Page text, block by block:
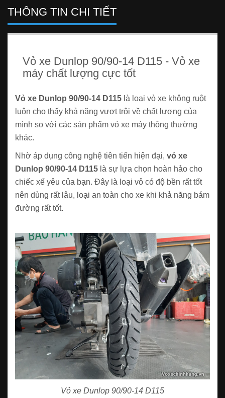
THÔNG TIN CHI TIẾT
Vỏ xe Dunlop 90/90-14 D115 - Vỏ xe
máy chất lượng cực tốt
Vỏ xe Dunlop 90/90-14 D115 là loại vỏ xe không ruột
luôn cho thấy khả năng vượt trội về chất lượng của
mình so với các sản phẩm vỏ xe máy thông thường
khác.
Nhờ áp dụng công nghệ tiên tiến hiện đại, vỏ xe
Dunlop 90/90-14 D115 là sự lựa chọn hoàn hảo cho
chiếc xế yêu của bạn. Đây là loại vỏ có độ bền rất tốt
nên dùng rất lâu, loại an toàn cho xe khi khả năng bám
đường rất tốt.
Vỏ xe Dunlop 90/90-14 D115